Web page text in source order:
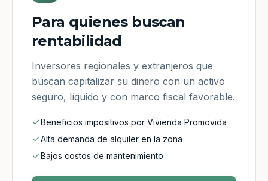
Para quienes buscan
rentabilidad
Inversores regionales y extranjeros que
buscan capitalizar su dinero con un activo
seguro, líquido y con marco fiscal favorable.
Beneficios impositivos por Vivienda Promovida
Alta demanda de alquiler en la zona
Bajos costos de mantenimiento